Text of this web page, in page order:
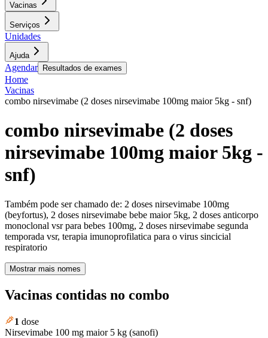
Vacinas
Serviços
Unidades
Ajuda
Agendar Resultados de exames
Home
Vacinas
combo nirsevimabe (2 doses nirsevimabe 100mg maior 5kg - snf)
combo nirsevimabe (2 doses
nirsevimabe 100mg maior 5kg -
snf)
Também pode ser chamado de: 2 doses nirsevimabe 100mg
(beyfortus), 2 doses nirsevimabe bebe maior 5kg, 2 doses anticorpo
monoclonal vsr para bebes 100mg, 2 doses nirsevimabe segunda
temporada vsr, terapia imunoprofilatica para o virus sincicial
respiratorio
Mostrar mais nomes
Vacinas contidas no combo
1 dose
Nirsevimabe 100 mg maior 5 kg (sanofi)